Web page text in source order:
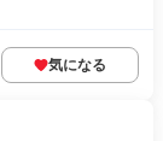
気になる